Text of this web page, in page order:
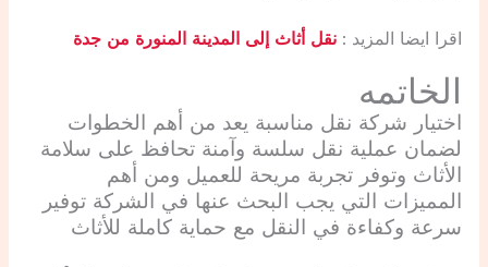
اقرا ايضا المزيد : نقل أثاث إلى المدينة المنورة من جدة
الخاتمه
اختيار شركة نقل مناسبة يعد من أهم الخطوات
لضمان عملية نقل سلسة وآمنة تحافظ على سلامة
الأثاث وتوفر تجربة مريحة للعميل ومن أهم
المميزات التي يجب البحث عنها في الشركة توفير
سرعة وكفاءة في النقل مع حماية كاملة للأثاث